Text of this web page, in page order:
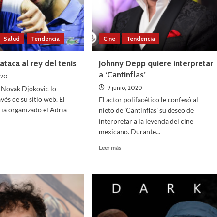
Salud Tendencia
al rey del tenis
Novak Djokovic lo
de su sitio web. El
organizado el Adria
Cine Tendencia
Johnny Depp quiere interpretar
a ‘Cantinflas’
9 junio, 2020
El actor polifacético le confesó al
nieto de 'Cantinflas' su deseo de
interpretar a la leyenda del cine
mexicano. Durante...
Leer másLeer
Johnny
quiere
a
quedarse
Hace unos
Cine Tendencia
El cubo Rubik tendrá su propia película
4 enero, 2021
El famoso juguete de los años setenta llegará a la
pantalla de la mano de Hollywood. Empezamos el
2021 y Hollywood no se ha hecho...
cubo
propia